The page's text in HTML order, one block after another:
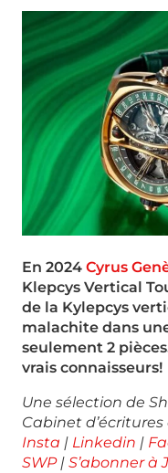
En 2024 Cyrus
Klepcys Vertical
de la Kylepcys
malachite dans
seulement 2
vrais connaisseurs!
Une sélection de
Cabinet
Insta | Linkedin |
SWP| S’abonner à